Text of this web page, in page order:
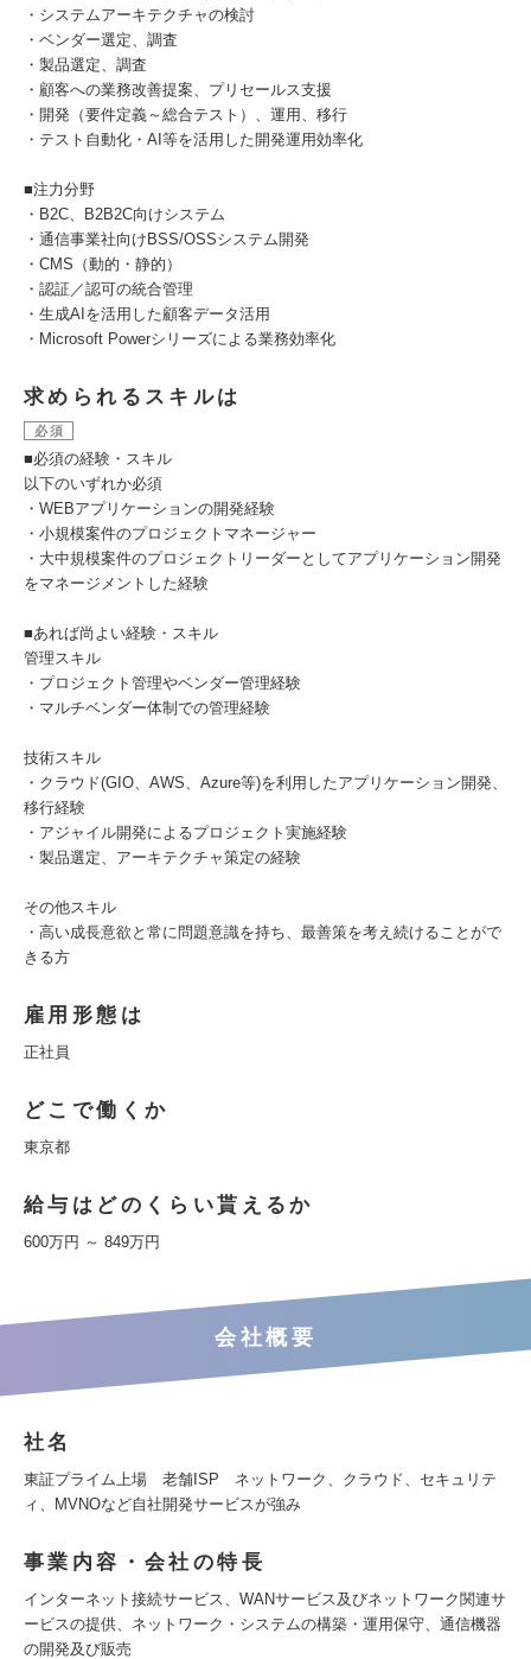
・システムアーキテクチャの検討
・ベンダー選定、調査
・製品選定、調査
・顧客への業務改善提案、プリセールス支援
・開発（要件定義～総合テスト）、運用、移行
・テスト自動化・AI等を活用した開発運用効率化
■注力分野
・B2C、B2B2C向けシステム
・通信事業社向けBSS/OSSシステム開発
・CMS（動的・静的）
・認証／認可の統合管理
・生成AIを活用した顧客データ活用
・Microsoft Powerシリーズによる業務効率化
求められるスキルは
必須
■必須の経験・スキル
以下のいずれか必須
・WEBアプリケーションの開発経験
・小規模案件のプロジェクトマネージャー
・大中規模案件のプロジェクトリーダーとしてアプリケーション開発
をマネージメントした経験
■あれば尚よい経験・スキル
管理スキル
・プロジェクト管理やベンダー管理経験
・マルチベンダー体制での管理経験
技術スキル
・クラウド(GIO、AWS、Azure等)を利用したアプリケーション開発、
移行経験
・アジャイル開発によるプロジェクト実施経験
・製品選定、アーキテクチャ策定の経験
その他スキル
・高い成長意欲と常に問題意識を持ち、最善策を考え続けることがで
きる方
雇用形態は
正社員
どこで働くか
東京都
給与はどのくらい貰えるか
600万円 ～ 849万円
会社概要
社名
東証プライム上場 老舗ISP ネットワーク、クラウド、セキュリテ
ィ、MVNOなど自社開発サービスが強み
事業内容・会社の特長
インターネット接続サービス、WANサービス及びネットワーク関連サ
ービスの提供、ネットワーク・システムの構築・運用保守、通信機器
の開発及び販売